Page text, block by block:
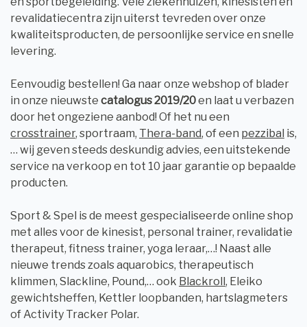
revalidatiecentra zijn uiterst tevreden over onze
kwaliteitsproducten, de persoonlijke service en snelle
levering.
Eenvoudig bestellen! Ga naar onze webshop of blader
in onze nieuwste catalogus 2019/20en laat u verbazen
door het ongeziene aanbod! Of het nu een
crosstrainer, sportraam, Thera-band, of een pezzibal is,
… wij geven steeds deskundig advies, een uitstekende
service na verkoop en tot 10 jaar garantie op bepaalde
producten.
Sport & Spel is de meest gespecialiseerde online shop
met alles voor de kinesist, personal trainer, revalidatie
therapeut, fitness trainer, yoga leraar,…! Naast alle
nieuwe trends zoals aquarobics, therapeutisch
klimmen, Slackline, Pound,… ook Blackroll, Eleiko
gewichtsheffen, Kettler loopbanden, hartslagmeters
of Activity Tracker Polar.